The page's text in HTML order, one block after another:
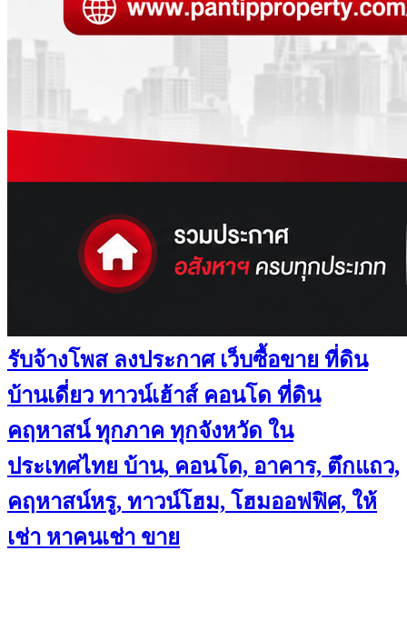
รับจ้างโพส ลงประกาศ เว็บซื้อขาย ที่ดิน
บ้านเดี่ยว ทาวน์เฮ้าส์ คอนโด ที่ดิน
คฤหาสน์ ทุกภาค ทุกจังหวัด ใน
ประเทศไทย บ้าน, คอนโด, อาคาร, ตึกแถว,
คฤหาสน์หรู, ทาวน์โฮม, โฮมออฟฟิศ, ให้
เช่า หาคนเช่า ขาย